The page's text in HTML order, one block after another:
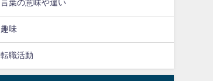
言葉の意味や違い
趣味
転職活動